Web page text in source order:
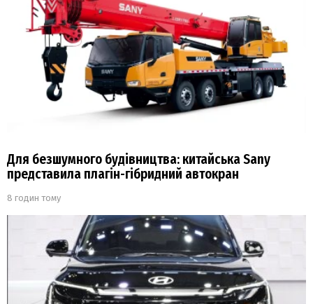
Для безшумного будівництва: китайська Sany
представила плагін-гібридний автокран
8 годин тому